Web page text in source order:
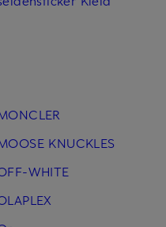
KNUCKLES
WHITE